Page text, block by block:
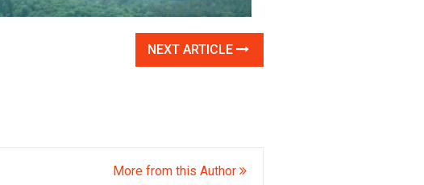
NEXT ARTICLE
More from this Author